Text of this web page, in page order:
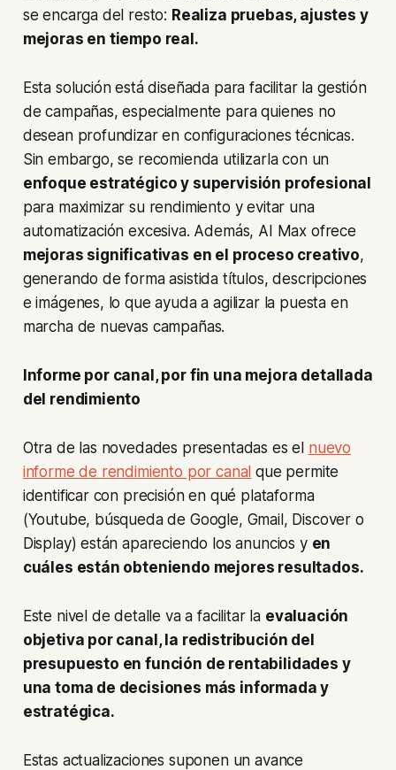
se encarga del resto: Realiza pruebas, ajustes y
mejoras en tiempo real.
Esta solución está diseñada para facilitar la gestión
de campañas, especialmente para quienes no
desean profundizar en configuraciones técnicas.
Sin embargo, se recomienda utilizarla con un
enfoque estratégico y supervisión profesional
para maximizar su rendimiento y evitar una
automatización excesiva. Además, AI Max ofrece
mejoras significativas en el proceso creativo,
generando de forma asistida títulos, descripciones
e imágenes, lo que ayuda a agilizar la puesta en
marcha de nuevas campañas.
Informe por canal, por fin una mejora detallada
del rendimiento
Otra de las novedades presentadas es el nuevo
informe de rendimiento por canal que permite
identificar con precisión en qué plataforma
(Youtube, búsqueda de Google, Gmail, Discover o
Display) están apareciendo los anuncios y en
cuáles están obteniendo mejores resultados.
Este nivel de detalle va a facilitar la evaluación
objetiva por canal, la redistribución del
presupuesto en función de rentabilidades y
una toma de decisiones más informada y
estratégica.
Estas actualizaciones suponen un avance